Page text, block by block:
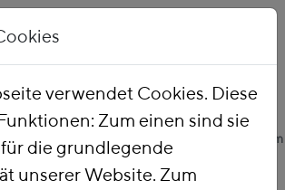
Arbeit Themen Ökologische Finanzreform
verwendet Cookies. Diese
Zum einen sind sie
die grundlegende
unserer Website. Zum